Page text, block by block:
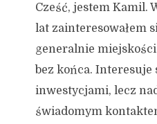
Cześć, jestem Kamil.
lat zainteresowałem
generalnie
bez końca. Interesuje
inwestycjami, lecz
świadomym